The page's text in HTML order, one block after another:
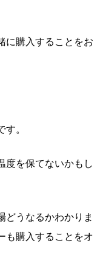
に購入することをお
。
度を保てないかもし
どうなるかわかりま
も購入することをオ